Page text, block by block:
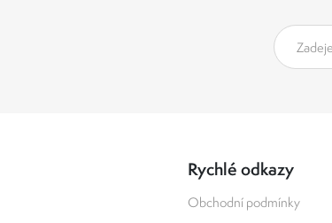
Rychlé odkazy
Obchodní podmínky